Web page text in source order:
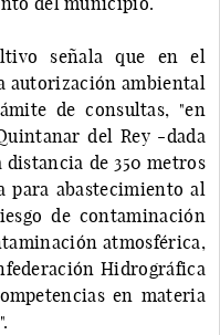
señala que en el
autorización ambiental
de consultas, "en
del Rey -dada
de 350 metros
para abastecimiento al
de contaminación
atmosférica,
Hidrográfica
en materia